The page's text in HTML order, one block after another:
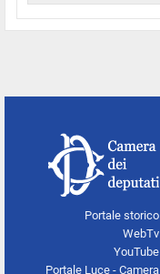
Portale storico
WebTv
YouTube
Portale Luce - Camera